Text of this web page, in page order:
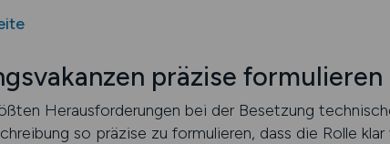
präzise
Herausforderungen bei der Besetzung
so präzise zu formulieren, dass die Rolle